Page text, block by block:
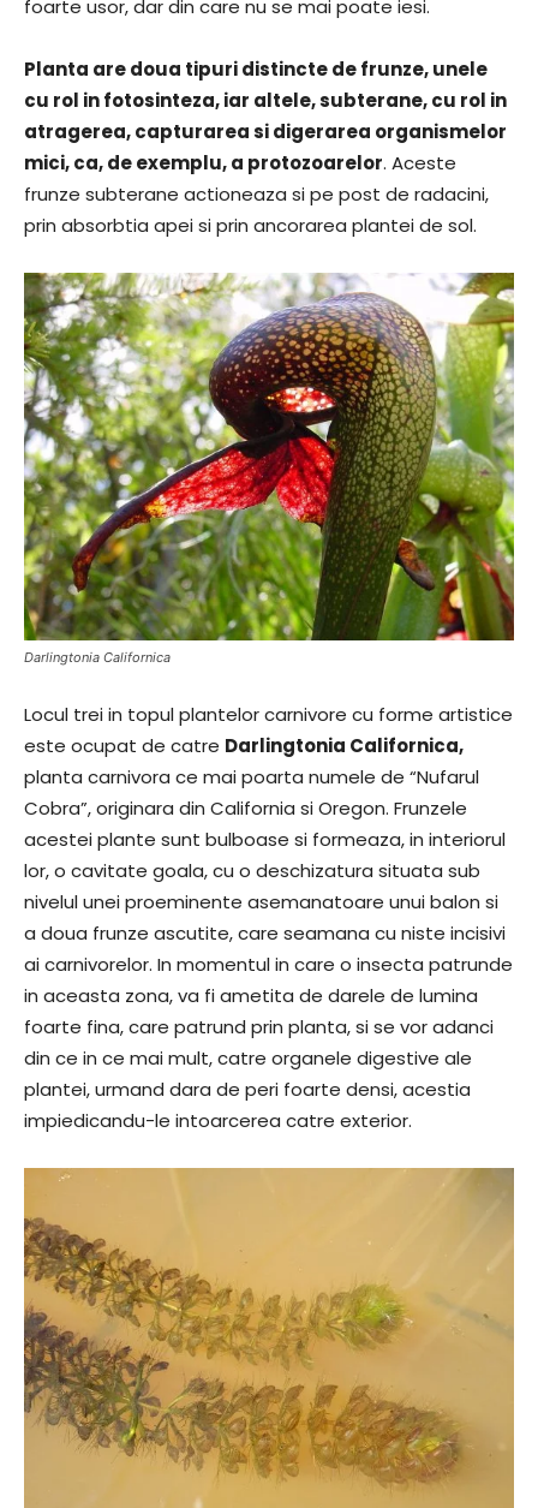
foarte usor, dar din care nu se mai poate iesi.
Planta are doua tipuri distincte de frunze, unele
cu rol in fotosinteza, iar altele, subterane, cu rol in
atragerea, capturarea si digerarea organismelor
mici, ca, de exemplu, a protozoarelor. Aceste
frunze subterane actioneaza si pe post de radacini,
prin absorbtia apei si prin ancorarea plantei de sol.
Darlingtonia Californica
Locul trei in topul plantelor carnivore cu forme artistice
este ocupat de catre Darlingtonia Californica,
planta carnivora ce mai poarta numele de “Nufarul
Cobra”, originara din California si Oregon. Frunzele
acestei plante sunt bulboase si formeaza, in interiorul
lor, o cavitate goala, cu o deschizatura situata sub
nivelul unei proeminente asemanatoare unui balon si
a doua frunze ascutite, care seamana cu niste incisivi
ai carnivorelor. In momentul in care o insecta patrunde
in aceasta zona, va fi ametita de darele de lumina
foarte fina, care patrund prin planta, si se vor adanci
din ce in ce mai mult, catre organele digestive ale
plantei, urmand dara de peri foarte densi, acestia
impiedicandu-le intoarcerea catre exterior.